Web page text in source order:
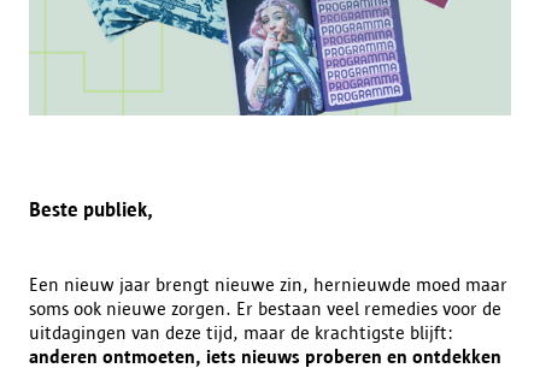
Beste publiek,
Een nieuw jaar brengt nieuwe zin, hernieuwde moed maar
soms ook nieuwe zorgen. Er bestaan veel remedies voor de
uitdagingen van deze tijd, maar de krachtigste blijft:
anderen ontmoeten, iets nieuws proberen en ontdekken